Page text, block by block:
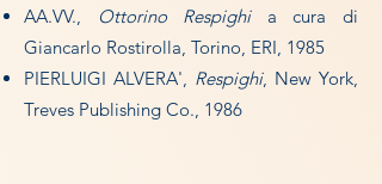
AA.VV.,
Ottorino Respighi a cura di
Giancarlo Rostirolla, Torino, ERI, 1985
PIERLUIGI ALVERA', Respighi, New York,
Treves Publishing Co., 1986